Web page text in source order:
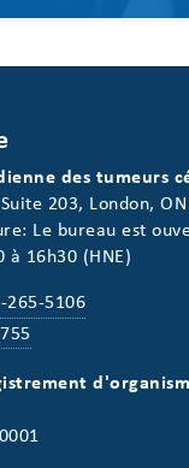
des tumeurs
203, London,
Le bureau est
16h30 (HNE)
265-5106